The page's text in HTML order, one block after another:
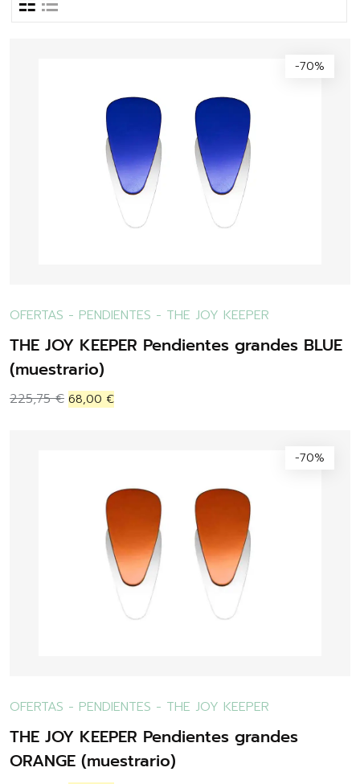
-70%
OFERTAS - PENDIENTES - THE JOY KEEPER
THE JOY KEEPER Pendientes grandes BLUE
(muestrario)
225,75€ 68,00 €
-70%
OFERTAS - PENDIENTES - THE JOY KEEPER
THE JOY KEEPER Pendientes grandes
ORANGE (muestrario)